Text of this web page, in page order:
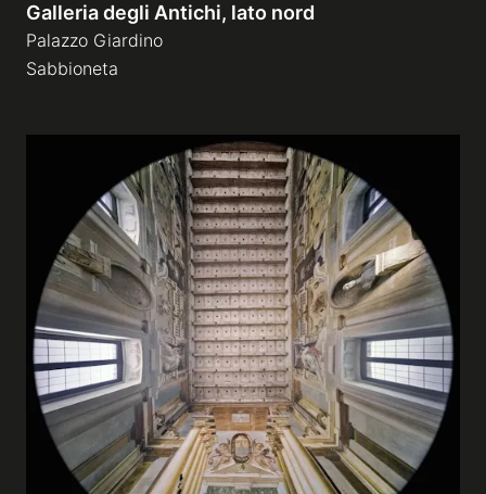
Galleria degli Antichi, lato nord
Palazzo Giardino
Sabbioneta